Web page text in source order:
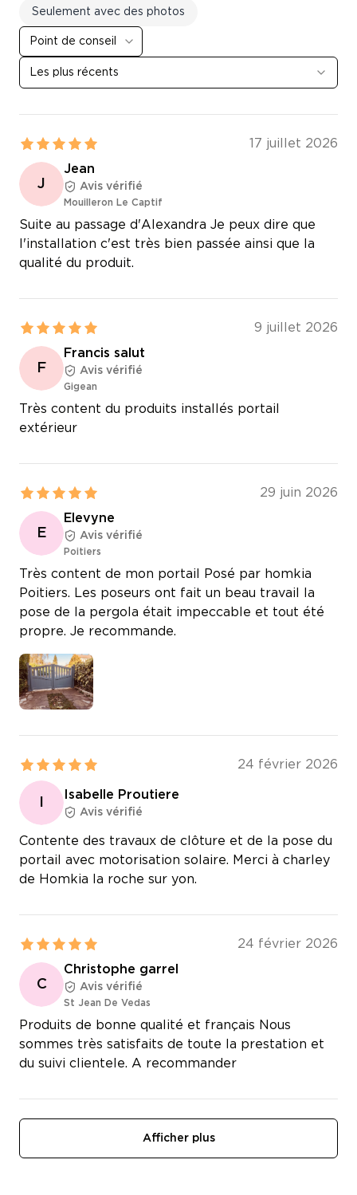
Seulement avec des photos
Point de conseil
Les plus récents
17 juillet 2026
J
Jean
Avis vérifié
Mouilleron Le Captif
Suite au passage d'Alexandra Je peux dire que
l'installation c'est très bien passée ainsi que la
qualité du produit.
9 juillet 2026
F
Francis salut
Avis vérifié
Gigean
Très content du produits installés portail
extérieur
29 juin 2026
E
Elevyne
Avis vérifié
Poitiers
Très content de mon portail Posé par homkia
Poitiers. Les poseurs ont fait un beau travail la
pose de la pergola était impeccable et tout été
propre. Je recommande.
24 février 2026
Isabelle Proutiere
Avis vérifié
Contente des travaux de clôture et de la pose du
portail avec motorisation solaire. Merci à charley
de Homkia la roche sur yon.
24 février 2026
C
Christophe garrel
Avis vérifié
St Jean De Vedas
Produits de bonne qualité et français Nous
sommes très satisfaits de toute la prestation et
du suivi clientele. A recommander
Afficher plus